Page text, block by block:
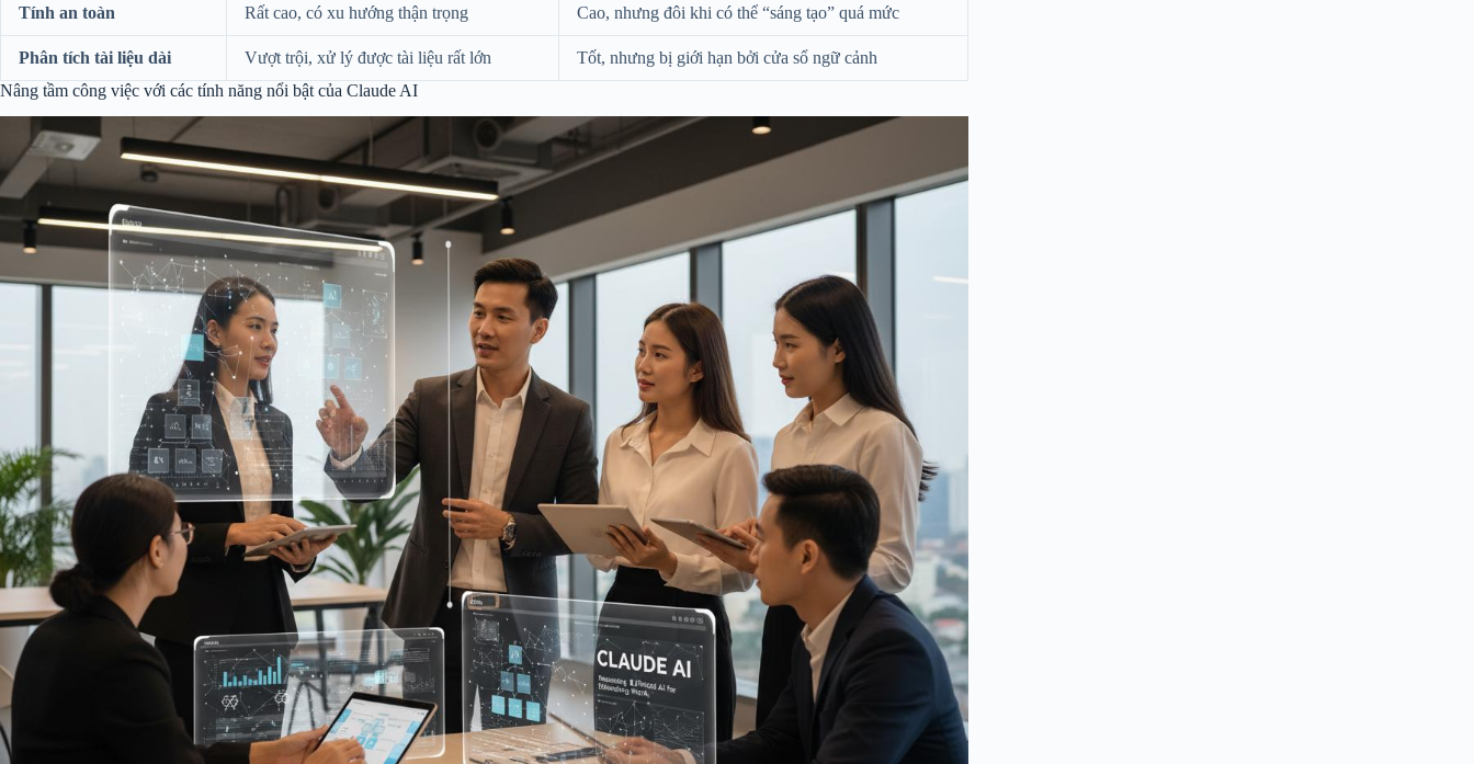
Tính an toàn Rất cao, có xu hướng thận trọng Cao, nhưng đôi khi có thể “sáng tạo” quá mức
Phân tích tài liệu dài Vượt trội, xử lý được tài liệu rất lớn
Tốt, nhưng bị giới hạn bởi cửa sổ ngữ cảnh
Nâng tầm công việc với các tính năng nổi bật của Claude AI